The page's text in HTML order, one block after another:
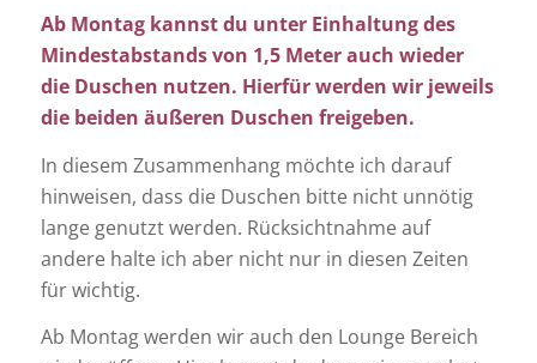
Ab Montag kannst du unter Einhaltung des
Mindestabstands von 1,5 Meter auch wieder
die Duschen nutzen. Hierfür werden wir jeweils
die beiden äußeren Duschen freigeben.
In diesem Zusammenhang möchte ich darauf
hinweisen, dass die Duschen bitte nicht unnötig
lange genutzt werden. Rücksichtnahme auf
andere halte ich aber nicht nur in diesen Zeiten
für wichtig.
Ab Montag werden wir auch den Lounge Bereich